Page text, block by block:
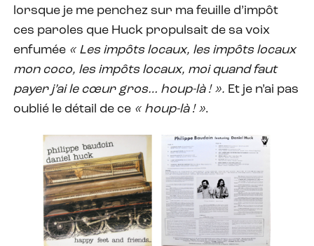
lorsque je me penchez sur ma feuille d’impôt
ces paroles que Huck propulsait de sa voix
enfumée « Les impôts locaux, les impôts locaux
mon coco, les impôts locaux, moi quand faut
payer j’ai le cœur gros… houp-là ! ». Et je n’ai pas
oublié le détail de ce « houp-là ! ».